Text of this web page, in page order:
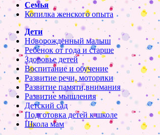
Семья
Копилка женского опыта
Дети
Новорожденный малыш
Ребенок от года и старше
Здоровье детей
Воспитание и обучение
Развитие речи, моторики
Развитие памяти,внимания
Развитие мышления
Детский сад
Подготовка детей к школе
Школа мам